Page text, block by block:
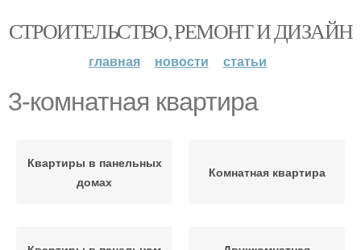
СТРОИТЕЛЬСТВО, РЕМОНТ И ДИЗАЙН
главная новости статьи
3-комнатная квартира
Квартиры в панельных
домах
Комнатная квартира